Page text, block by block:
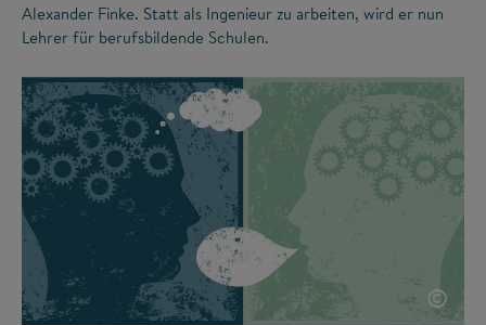
Alexander Finke. Statt als Ingenieur zu arbeiten, wird er nun
Lehrer für berufsbildende Schulen.
©